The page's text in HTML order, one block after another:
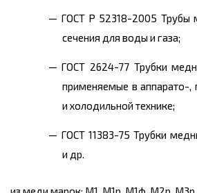
ГОСТ Р 52318-2005 Трубы
сечения для воды и газа;
ГОСТ 2624-77 Трубки
применяемые в аппарато-,
и холодильной технике;
ГОСТ 11383-75 Трубки
и др.